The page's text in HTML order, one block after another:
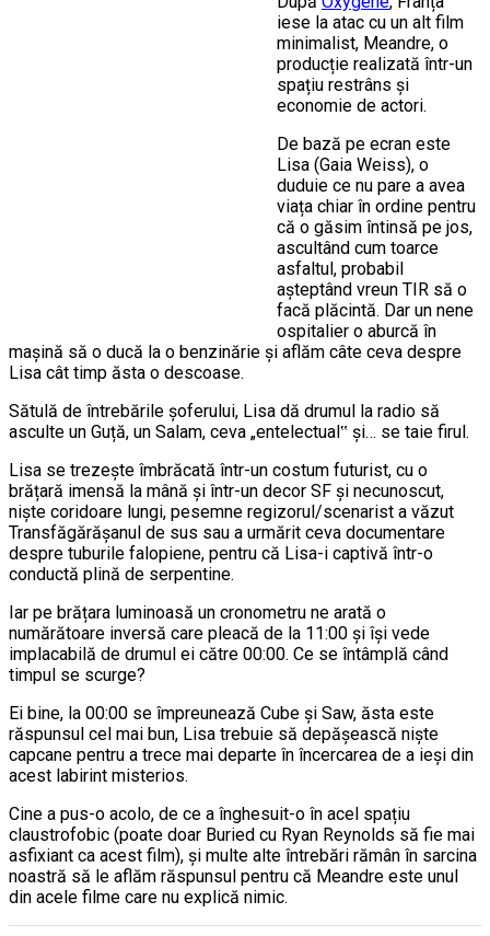
iese la atac cu un alt film
minimalist, Meandre, o
producție realizată într-un
spațiu restrâns și
economie de actori.
De bază pe ecran este
Lisa (Gaia Weiss), o
duduie ce nu pare a avea
viața chiar în ordine pentru
că o găsim întinsă pe jos,
ascultând cum toarce
asfaltul, probabil
așteptând vreun TIR să o
facă plăcintă. Dar un nene
ospitalier o aburcă în
mașină să o ducă la o benzinărie și aflăm câte ceva despre
Lisa cât timp ăsta o descoase.
Sătulă de întrebările șoferului, Lisa dă drumul la radio să
asculte un Guță, un Salam, ceva „entelectual‟ și… se taie firul.
Lisa se trezește îmbrăcată într-un costum futurist, cu o
brățară imensă la mână și într-un decor SF și necunoscut,
niște coridoare lungi, pesemne regizorul/scenarist a văzut
Transfăgărășanul de sus sau a urmărit ceva documentare
despre tuburile falopiene, pentru că Lisa-i captivă într-o
conductă plină de serpentine.
Iar pe brățara luminoasă un cronometru ne arată o
numărătoare inversă care pleacă de la 11:00 și își vede
implacabilă de drumul ei către 00:00. Ce se întâmplă când
timpul se scurge?
Ei bine, la 00:00 se împreunează Cube și Saw, ăsta este
răspunsul cel mai bun, Lisa trebuie să depășească niște
capcane pentru a trece mai departe în încercarea de a ieși din
acest labirint misterios.
Cine a pus-o acolo, de ce a înghesuit-o în acel spațiu
claustrofobic (poate doar Buried cu Ryan Reynolds să fie mai
asfixiant ca acest film), și multe alte întrebări rămân în sarcina
noastră să le aflăm răspunsul pentru că Meandre este unul
din acele filme care nu explică nimic.